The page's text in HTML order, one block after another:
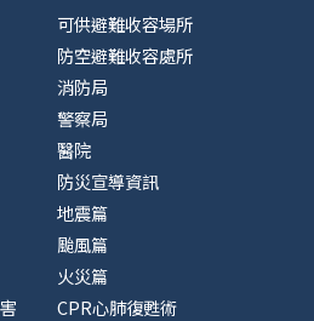
可供避難收容場所
防空避難收容處所
消防局
警察局
醫院
防災宣導資訊
地震篇
颱風篇
火災篇
CPR心肺復甦術